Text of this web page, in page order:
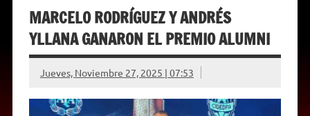
MARCELO RODRÍGUEZ Y ANDRÉS
YLLANA GANARON EL PREMIO ALUMNI
Jueves, Noviembre 27, 2025 | 07:53